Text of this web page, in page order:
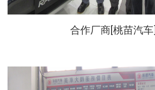
合作厂商[桃苗汽车]